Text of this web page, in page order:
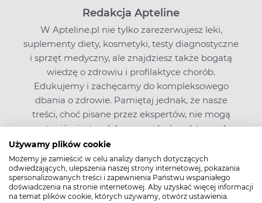
Używamy plików cookie
Możemy je zamieścić w celu analizy danych dotyczących
odwiedzających, ulepszenia naszej strony internetowej, pokazania
spersonalizowanych treści i zapewnienia Państwu wspaniałego
doświadczenia na stronie internetowej. Aby uzyskać więcej informacji
na temat plików cookie, których używamy, otwórz ustawienia.
Redakcja Apteline
W Apteline.pl nie tylko zarezerwujesz leki,
suplementy diety, kosmetyki, testy diagnostyczne
i sprzęt medyczny, ale znajdziesz także bogatą
wiedzę o zdrowiu i profilaktyce chorób.
Edukujemy i zachęcamy do kompleksowego
dbania o zdrowie. Pamiętaj jednak, że nasze
treści, choć pisane przez ekspertów, nie mogą
zastąpić wizyty u lekarza ani być podstawą do
podejmowania leczenia na własną rękę.
Jeśli zainteresował Cię nasz artykuł, masz pytania
lub sugestie,napisz do nas. O poradę w sprawie
leków możesz też zapytać farmaceutę na czacie
Apteline.pl.